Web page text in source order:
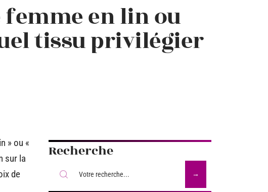
femme en lin ou
tissu privilégier
» ou «
sur la
de
Recherche